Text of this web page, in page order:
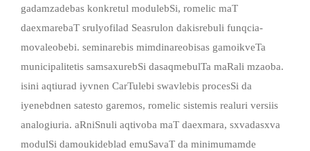
gadamzadebas konkretul modulebSi, romelic maT
daexmarebaT srulyofilad Seasrulon dakisrebuli funqcia-
movaleobebi. seminarebis mimdinareobisas gamoikveTa
municipalitetis samsaxurebSi dasaqmebulTa maRali mzaoba.
isini aqtiurad iyvnen CarTulebi swavlebis procesSi da
iyenebdnen satesto garemos, romelic sistemis realuri versiis
analogiuria. aRniSnuli aqtivoba maT daexmara, sxvadasxva
modulSi damoukideblad emuSavaT da minimumamde